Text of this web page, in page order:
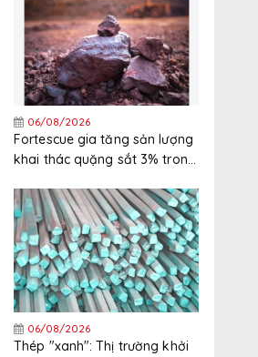
06/08/2026
Fortescue gia tăng sản lượng
khai thác quặng sắt 3% trong
06/08/2026
Thép "xanh": Thị trường khởi